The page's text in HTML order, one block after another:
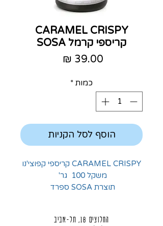
CARAMEL CRISPY
קריספי קרמל SOSA
כמות *
הוסף לסל הקניות
CARAMEL CRISPY קריספי קפוצי'נו
משקל 100 גר'
תוצרת SOSA ספרד
החלוצים 18, תל-אביב